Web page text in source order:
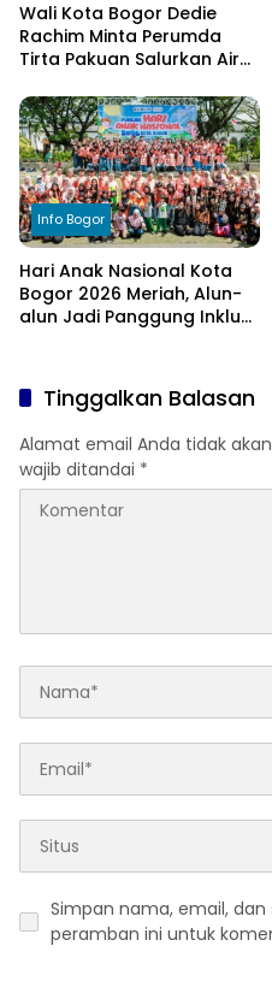
Wali Kota Bogor Dedie
Rachim Minta Perumda
Tirta Pakuan Salurkan Air
Terdampak Kekeringan
Info Bogor
Hari Anak Nasional Kota
Bogor 2026 Meriah, Alun-
alun Jadi Panggung Inklusi
Tinggalkan Balasan
Alamat email Anda tidak
wajib ditandai *
Simpan nama, email,
peramban ini untuk